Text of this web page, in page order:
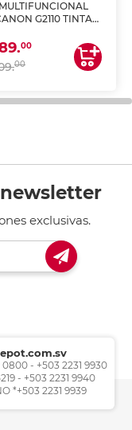
MULTIFUNCIONAL
G2110 TINTA
00
00
exclusivas.
- +503 2231 9930
- +503 2231 9940
*+503 2231 9939